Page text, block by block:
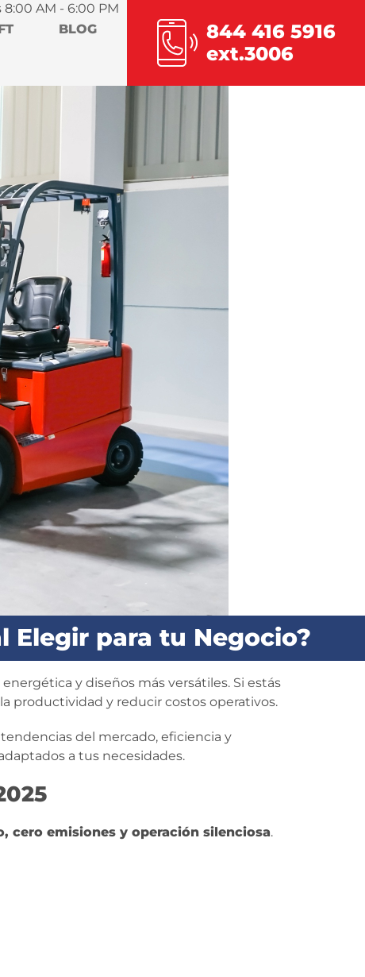
844 416 5916
ext.3006
AM - 6:00 PM
BLOG
Elegir para tu Negocio?
y diseños más versátiles. Si estás
productividad y reducir costos operativos.
tendencias del mercado, eficiencia y
a tus necesidades.
cero emisiones y operación silenciosa.